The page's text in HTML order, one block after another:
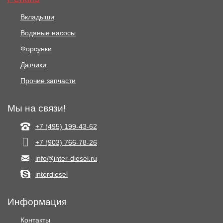
Вкладыши
Водяные насосы
Форсунки
Датчики
Прочие запчасти
Мы на связи!
+7 (495) 199-43-62
+7 (903) 766‑78-26
info@inter-diesel.ru
interdiesel
Информация
Контакты